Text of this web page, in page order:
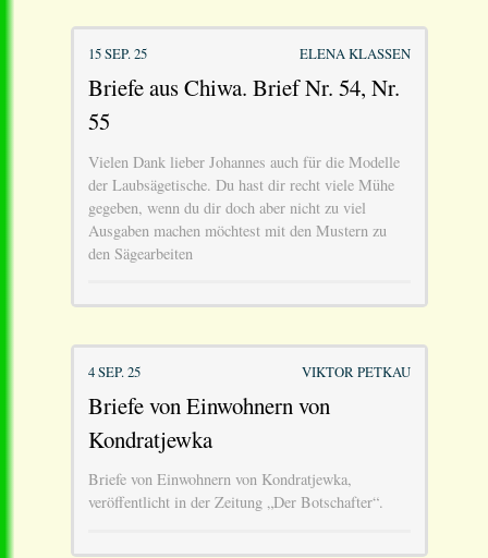
15 SEP. 25 ELENA KLASSEN
Briefe aus Chiwa. Brief Nr. 54, Nr.
55
Vielen Dank lieber Johannes auch für die Modelle
der Laubsägetische. Du hast dir recht viele Mühe
gegeben, wenn du dir doch aber nicht zu viel
Ausgaben machen möchtest mit den Mustern zu
den Sägearbeiten
4 SEP. 25 VIKTOR PETKAU
Briefe von Einwohnern von
Kondratjewka
Briefe von Einwohnern von Kondratjewka,
veröffentlicht in der Zeitung „Der Botschafter“.